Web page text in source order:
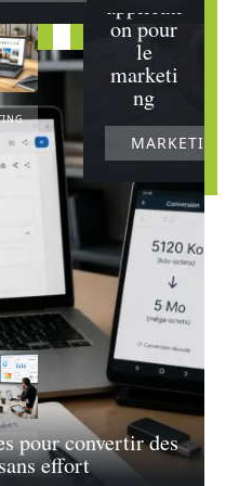
pour convertir des
effort
de
PC
applicati
on pour
le
marketi
ng
MARKETING